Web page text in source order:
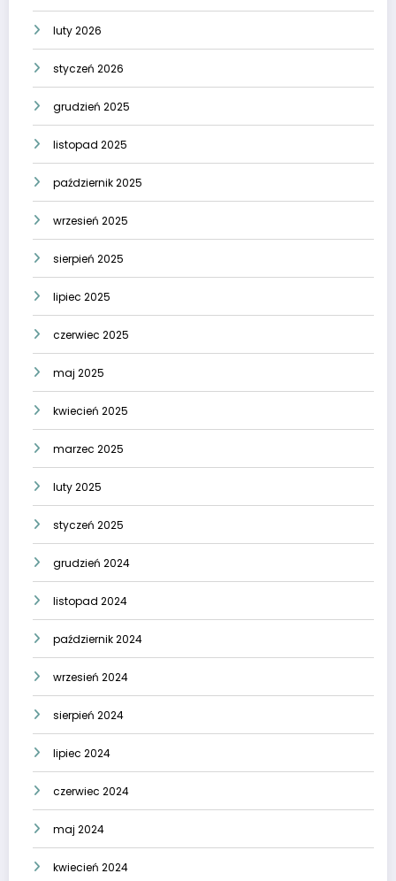
luty 2026
styczeń 2026
grudzień 2025
listopad 2025
październik 2025
wrzesień 2025
sierpień 2025
lipiec 2025
czerwiec 2025
maj 2025
kwiecień 2025
marzec 2025
luty 2025
styczeń 2025
grudzień 2024
listopad 2024
październik 2024
wrzesień 2024
sierpień 2024
lipiec 2024
czerwiec 2024
maj 2024
kwiecień 2024